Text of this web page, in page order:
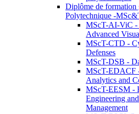
Diplôme de formation
Polytechnique -
MScT-AI-ViC -
Advanced
MScT-CTD -
Defenses
MScT-DSB -
MScT-EDACF
Analytics and
MScT-EESM -
Engineering
Management